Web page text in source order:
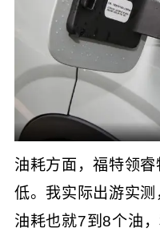
油耗方面，福特领
低。我实际出游实
油耗也就7到8个油